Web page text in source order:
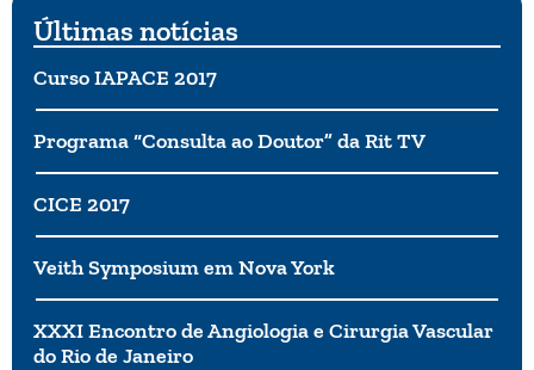
Últimas notícias
Curso IAPACE 2017
Programa “Consulta ao Doutor” da Rit TV
CICE 2017
Veith Symposium em Nova York
XXXI Encontro de Angiologia e Cirurgia Vascular
do Rio de Janeiro